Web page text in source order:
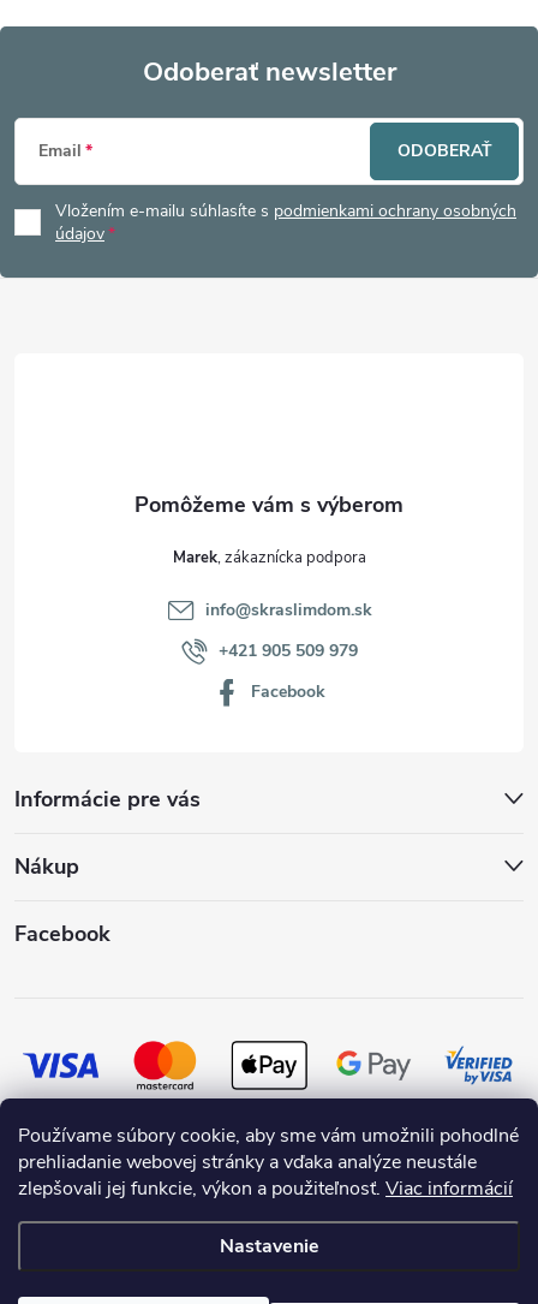
Používame súbory cookie, aby sme vám umožnili pohodlné
prehliadanie webovej stránky a vďaka analýze neustále
zlepšovali jej funkcie, výkon a použiteľnosť. Viac informácií
Nastavenie
Z
á
p
Odoberať newsletter
Email
Vložením e-mailu súhlasíte s podmienkami ochrany osobných
údajov
ODOBERAŤ
Informácie pre vás
Nákup
Marek
info@skraslimdom.sk
+421 905 509 979
Facebook
Facebook